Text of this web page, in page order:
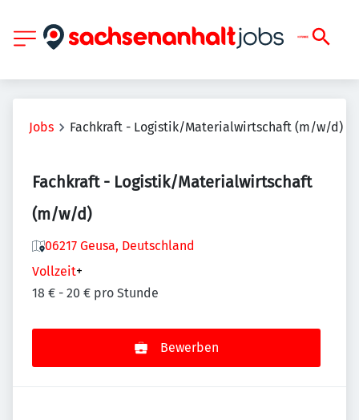
Jobs Fachkraft - Logistik/Materialwirtschaft (m/w/d)
Fachkraft - Logistik/Materialwirtschaft
(m/w/d)
06217 Geusa, Deutschland
Vollzeit+
18 € - 20 € pro Stunde
Bewerben